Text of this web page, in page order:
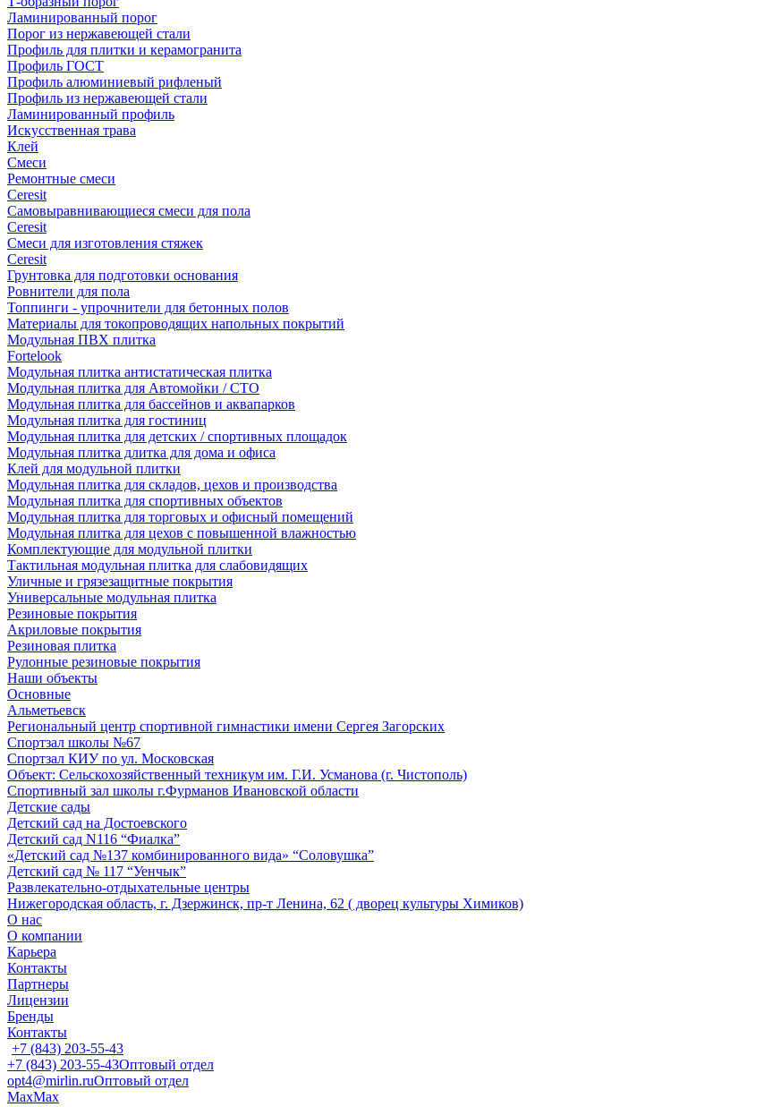
Ламинированный порог
Порог из нержавеющей стали
Профиль для плитки и керамогранита
Профиль ГОСТ
Профиль алюминиевый рифленый
Профиль из нержавеющей стали
Ламинированный профиль
Искусственная трава
Клей
Смеси
Ремонтные смеси
Ceresit
Самовыравнивающиеся смеси для пола
Ceresit
Смеси для изготовления стяжек
Ceresit
Грунтовка для подготовки основания
Ровнители для пола
Топпинги - упрочнители для бетонных полов
Материалы для токопроводящих напольных покрытий
Модульная ПВХ плитка
Fortelook
Модульная плитка антистатическая плитка
Модульная плитка для Автомойки / СТО
Модульная плитка для бассейнов и аквапарков
Модульная плитка для гостиниц
Модульная плитка для детских / спортивных площадок
Модульная плитка длитка для дома и офиса
Клей для модульной плитки
Модульная плитка для складов, цехов и производства
Модульная плитка для спортивных объектов
Модульная плитка для торговых и офисный помещений
Модульная плитка для цехов с повышенной влажностью
Комплектующие для модульной плитки
Тактильная модульная плитка для слабовидящих
Уличные и грязезащитные покрытия
Универсальные модульная плитка
Резиновые покрытия
Акриловые покрытия
Резиновая плитка
Рулонные резиновые покрытия
Наши объекты
Основные
Альметьевск
Региональный центр спортивной гимнастики имени Сергея Загорских
Спортзал школы №67
Спортзал КИУ по ул. Московская
Объект: Сельскохозяйственный техникум им. Г.И. Усманова (г. Чистополь)
Спортивный зал школы г.Фурманов Ивановской области
Детские сады
Детский сад на Достоевского
Детский сад N116 “Фиалка”
«Детский сад №137 комбинированного вида» “Соловушка”
Детский сад № 117 “Уенчык”
Развлекательно-отдыхательные центры
Нижегородская область, г. Дзержинск, пр-т Ленина, 62 ( дворец культуры Химиков)
О нас
О компании
Карьера
Контакты
Партнеры
Лицензии
Бренды
Контакты
+7 (843) 203-55-43
+7 (843) 203-55-43Оптовый отдел
opt4@mirlin.ruОптовый отдел
MaxMax